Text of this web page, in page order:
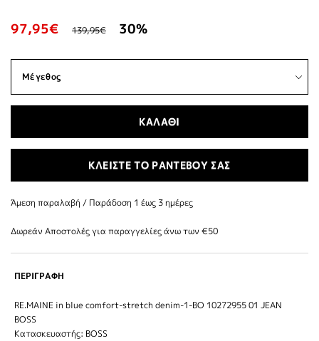
97,95€ 139,95€ 30%
ΚΑΛΑΘΙ
ΚΛΕΙΣΤΕ ΤΟ ΡΑΝΤΕΒΟΥ ΣΑΣ
Άμεση παραλαβή / Παράδoση 1 έως 3 ημέρες
Δωρεάν Αποστολές για παραγγελίες άνω των €50
ΠΕΡΙΓΡΑΦΗ
RE.MAINE in blue comfort-stretch denim-1-BO 10272955 01 JEAN
BOSS
Κατασκευαστής: BOSS